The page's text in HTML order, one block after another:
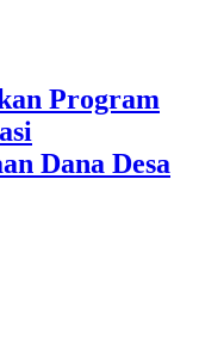
Program
Dana Desa